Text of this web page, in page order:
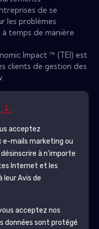
de se
les problèmes
temps de manière
Impact ™ (TEI) est
clients de gestion des
acceptez
mails marketing ou
à n'importe
Internet et les
leur Avis de
acceptez nos
données sont protégé